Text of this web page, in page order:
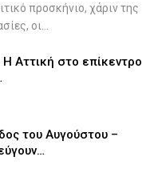
προσκήνιο, χάριν της
οι…
Η Αττική στο επίκεντρο
του Αυγούστου –